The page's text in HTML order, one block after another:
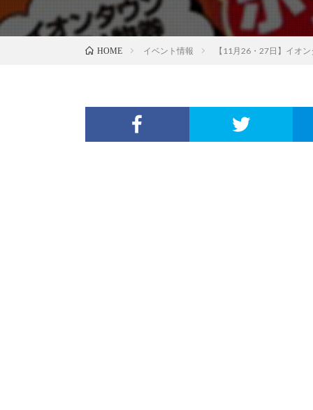
HOME イベント情報 【11月26・27日】イオ